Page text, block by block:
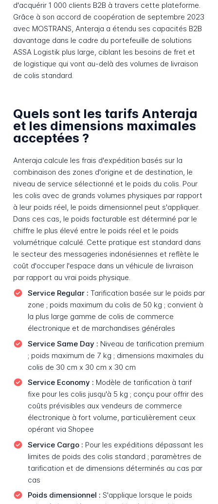
d'acquérir 1 000 clients B2B à travers cette plateforme.
Grâce à son accord de coopération de septembre 2023
avec MOSTRANS, Anteraja a étendu ses capacités B2B
davantage dans le cadre du portefeuille de solutions
ASSA Logistik plus large, ciblant les besoins de fret et
de logistique qui vont au-delà des volumes de livraison
de colis standard.
Quels sont les tarifs Anteraja
et les dimensions maximales
acceptées ?
Anteraja calcule les frais d'expédition basés sur la
combinaison des zones d'origine et de destination, le
niveau de service sélectionné et le poids du colis. Pour
les colis avec de grands volumes physiques par rapport
à leur poids réel, le poids dimensionnel peut s'appliquer.
Dans ces cas, le poids facturable est déterminé par le
chiffre le plus élevé entre le poids réel et le poids
volumétrique calculé. Cette pratique est standard dans
le secteur des messageries indonésiennes et reflète le
coût d'occuper l'espace dans un véhicule de livraison
par rapport au vrai poids physique.
Service Regular : Tarification basée sur le poids par
zone ; poids maximum du colis de 50 kg ; convient à
la plus large gamme de colis de commerce
électronique et de marchandises générales
Service Same Day : Niveau de tarification premium
; poids maximum de 7 kg ; dimensions maximales du
colis de 30 cm x 30 cm x 30 cm
Service Economy : Modèle de tarification à tarif
fixe pour les colis jusqu'à 5 kg ; conçu pour offrir des
coûts prévisibles aux vendeurs de commerce
électronique à fort volume, particulièrement ceux
opérant via Shopee
Service Cargo : Pour les expéditions dépassant les
limites de poids des colis standard ; paramètres de
tarification et de dimensions déterminés au cas par
cas
Poids dimensionnel : S'applique lorsque le poids